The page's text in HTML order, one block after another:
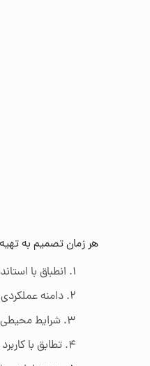
هر زمان تصمیم به
انطباق با
دامنه
شرایط
تطابق با